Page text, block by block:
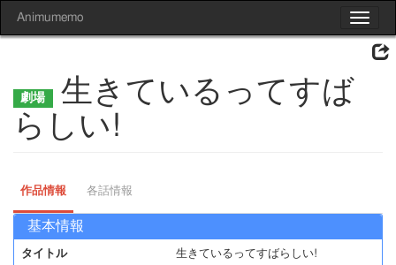
Toggle
Animumemo
生きているってすば
らしい!
作品情報 各話情報
基本情報
タイトル 生きているってすばらしい!